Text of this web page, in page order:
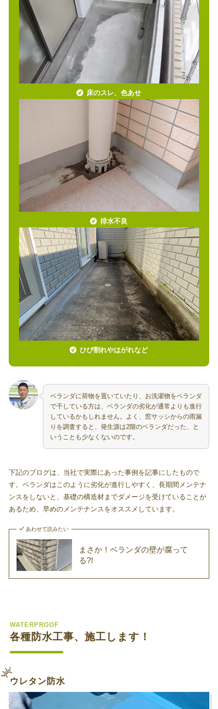
床のスレ、色あせ
排水不良
ひび割れやはがれなど
ベランダに荷物を置いていたり、お洗濯物をベランダ
で干している方は、ベランダの劣化が通常よりも進行
しているかもしれません。よく、窓サッシからの雨漏
りを調査すると、発生源は2階のベランダだった、と
いうことも少なくないのです。
下記のブログは、当社で実際にあった事例を記事にしたもので
す。ベランダはこのように劣化が進行しやすく、長期間メンテナ
ンスをしないと、基礎の構造材までダメージを受けていることが
あるため、早めのメンテナンスをオススメしています。
あわせて読みたい
まさか！ベランダの壁が腐って
る?!
WATERPROOF
各種防水工事、施工します！
ウレタン防水